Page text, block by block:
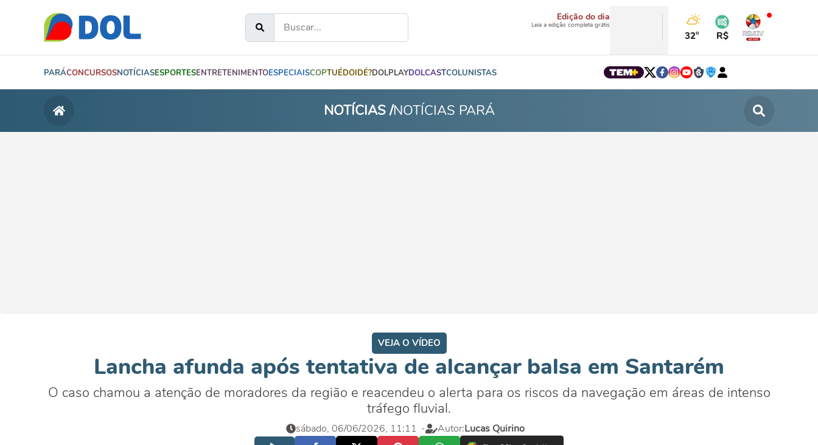
Edição do dia
Leia a edição completa grátis
32° R$
PARÁCONCURSOSNOTÍCIASESPORTESENTRETENIMENTOESPECIAISCOPTUÉDOIDÉ?DOLPLAYDOLCASTCOLUNISTAS
NOTÍCIAS /NOTÍCIAS PARÁ
VEJA O VÍDEO
Lancha afunda após tentativa de alcançar balsa em Santarém
O caso chamou a atenção de moradores da região e reacendeu o alerta para os riscos da navegação em áreas de intenso
tráfego fluvial.
sábado, 06/06/2026, 11:11 - Autor:Lucas Quirino